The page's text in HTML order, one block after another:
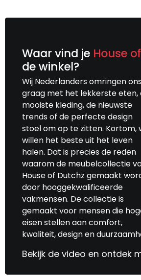
Waar vind je House
de winkel?
Wij Nederlanders omringen ons
graag met het lekkerste eten,
mooiste kleding, de nieuwste
trends of de perfecte design
stoel om op te zitten. Kortom,
willen het beste uit het leven
halen. Dat is precies de reden
waarom de meubelcollectie
House of Dutchz gemaakt
door hooggekwalificeerde
vakmensen. De collectie is
gemaakt voor mensen die
eisen stellen aan comfort,
kwaliteit, design en
Bekijk de video en ontdek